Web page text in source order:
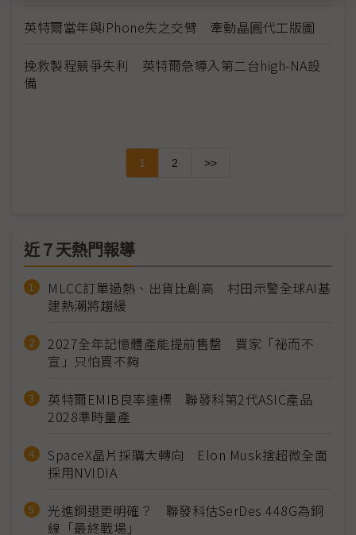
英特爾當年與iPhone失之交臂 牽動晶圓代工版圖
挽救製程競爭失利 英特爾急導入第二台high-NA設
備
1 2 >>
近７天熱門報導
MLCC訂單過熱、出貨比創高 村田示警全球AI基
建熱潮將趨緩
2027全年記憶體產能提前售罄 買家「祕而不
宣」只怕買不夠
英特爾EMIB良率達標 聯發科第2代ASIC產品
2028準時量產
SpaceX晶片採購大轉向 Elon Musk捨超微全面
採用NVIDIA
光進銅退更明確？ 聯發科估SerDes 448G為銅
線「最終戰場」